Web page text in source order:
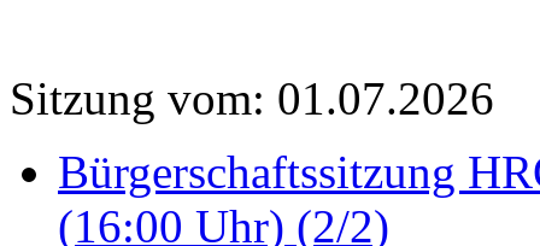
Sitzung vom: 01.07.2026
Bürgerschaftssitzung
(16:00 Uhr) (2/2)